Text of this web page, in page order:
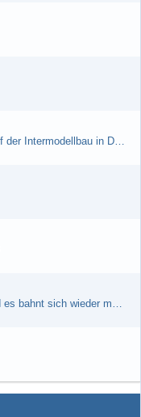
Brushless Buggy Cup am 10.04.2013 auf der Intermodellbau in Dortmund
Erstes TTSC Rennen im neuen Jahr und es bahnt sich wieder mal eine Rekordteilnehmerzahl an